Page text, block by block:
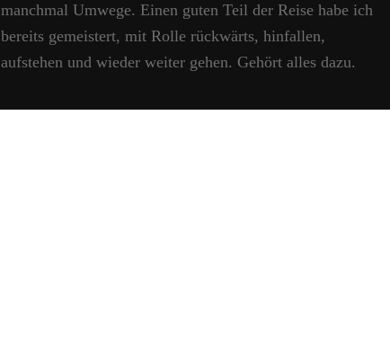
manchmal Umwege. Einen guten Teil der Reise habe ich
bereits gemeistert, mit Rolle rückwärts, hinfallen,
aufstehen und wieder weiter gehen. Gehört alles dazu.